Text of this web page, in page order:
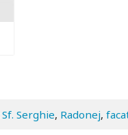
Sf. Serghie, Radonej,